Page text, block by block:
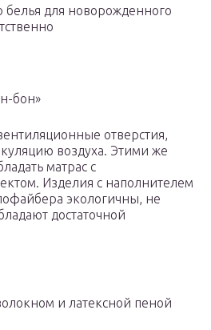
белья для новорожденного
бон»
отверстия,
воздуха. Этими же
матрас с
Изделия с наполнителем
экологичны, не
достаточной
и латексной пеной